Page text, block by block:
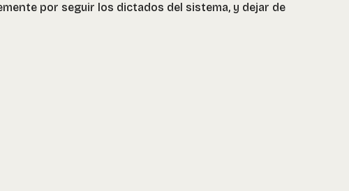
por seguir los dictados del sistema, y dejar de